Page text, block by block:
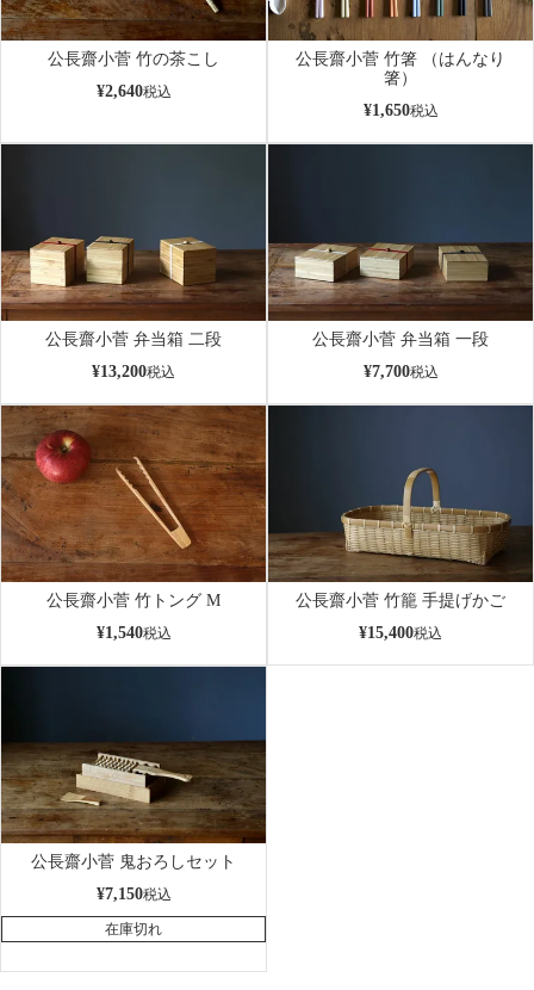
公長齋小菅 竹の茶こし
¥2,640税込
公長齋小菅 竹箸 （はんなり
箸）
¥1,650税込
公長齋小菅 弁当箱 二段
¥13,200税込
公長齋小菅 弁当箱 一段
¥7,700税込
公長齋小菅 竹トング M
¥1,540税込
公長齋小菅 竹籠 手提げかご
¥15,400税込
公長齋小菅 鬼おろしセット
¥7,150税込
在庫切れ